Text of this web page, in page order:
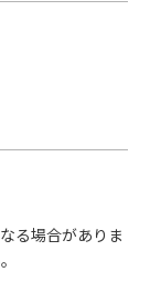
る場合がありま